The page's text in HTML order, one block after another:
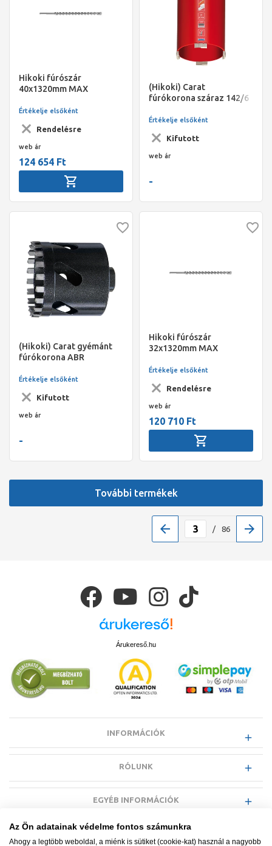
Hikoki fúrószár
40x1320mm MAX
Rendelésre
Értékelje elsőként
web ár
124 654 Ft
(Hikoki) Carat
fúrókorona száraz 142/6
Kifutott
Értékelje elsőként
web ár
-
(Hikoki) Carat gyémánt
fúrókorona ABR
Kifutott
Értékelje elsőként
web ár
-
Hikoki fúrószár
32x1320mm MAX
Rendelésre
Értékelje elsőként
web ár
120 710 Ft
További termékek
/ 86
Árukereső.hu
INFORMÁCIÓK
RÓLUNK
EGYÉB INFORMÁCIÓK
Az Ön adatainak védelme fontos számunkra
Ahogy a legtöbb weboldal, a miénk is sütiket (cookie-kat) használ a nagyobb